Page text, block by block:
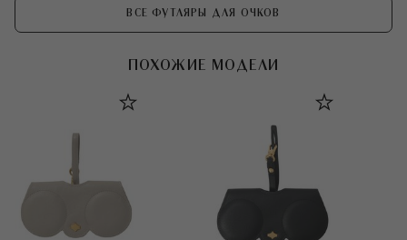
ВСЕ ФУТЛЯРЫ ДЛЯ ОЧКОВ
ПОХОЖИЕ МОДЕЛИ